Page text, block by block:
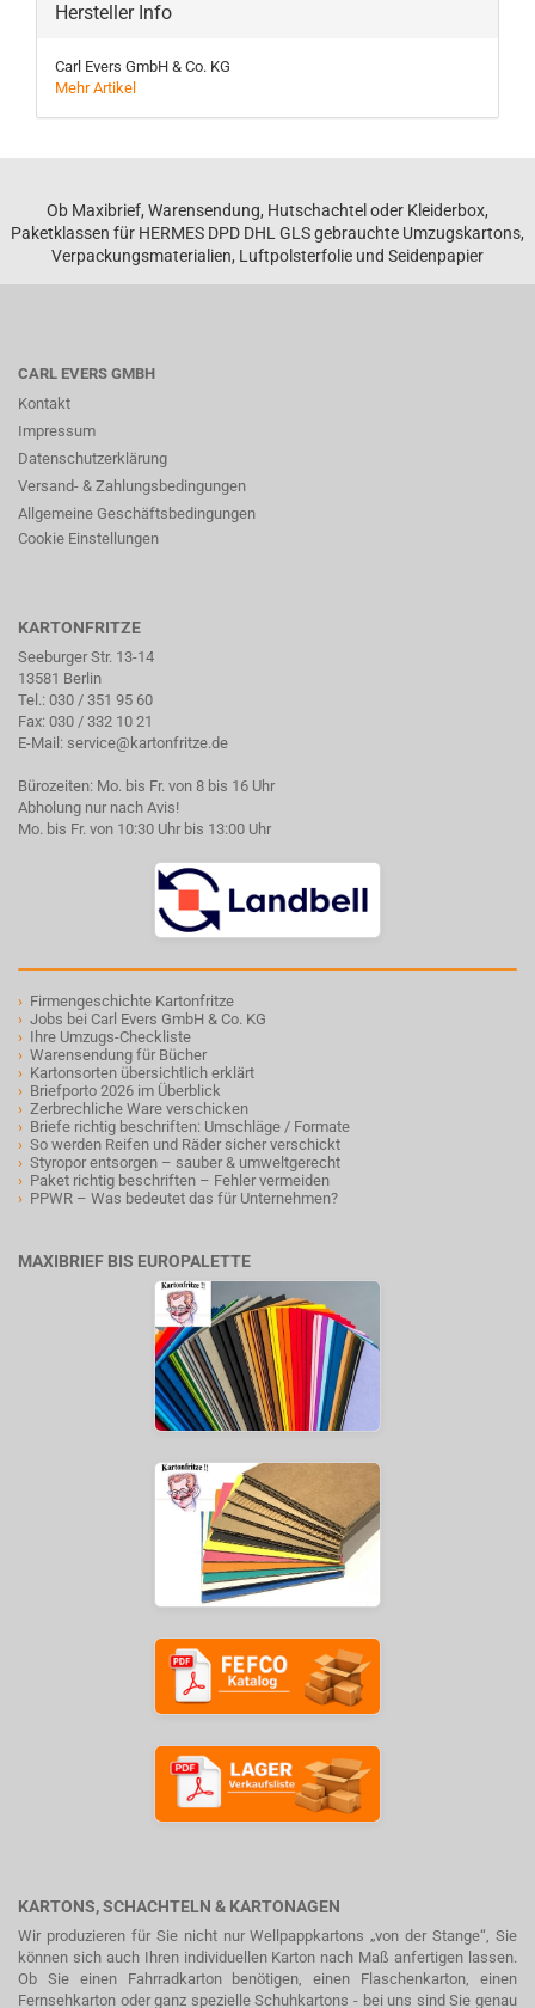
Hersteller Info
Carl Evers GmbH & Co. KG
Mehr Artikel
Ob Maxibrief, Warensendung, Hutschachtel oder Kleiderbox,
Paketklassen für HERMES DPD DHL GLS gebrauchte Umzugskartons,
Verpackungsmaterialien, Luftpolsterfolie und Seidenpapier
CARL EVERS GMBH
Kontakt
Impressum
Datenschutzerklärung
Versand- & Zahlungsbedingungen
Allgemeine Geschäftsbedingungen
Cookie Einstellungen
KARTONFRITZE
Seeburger Str. 13-14
13581 Berlin
Tel.: 030 / 351 95 60
Fax: 030 / 332 10 21
E-Mail: service@kartonfritze.de
Bürozeiten: Mo. bis Fr. von 8 bis 16 Uhr
Abholung nur nach Avis!
Mo. bis Fr. von 10:30 Uhr bis 13:00 Uhr
› Firmengeschichte Kartonfritze
› Jobs bei Carl Evers GmbH & Co. KG
› Ihre Umzugs-Checkliste
› Warensendung für Bücher
› Kartonsorten übersichtlich erklärt
› Briefporto 2026 im Überblick
› Zerbrechliche Ware verschicken
› Briefe richtig beschriften: Umschläge / Formate
› So werden Reifen und Räder sicher verschickt
› Styropor entsorgen – sauber & umweltgerecht
› Paket richtig beschriften – Fehler vermeiden
› PPWR – Was bedeutet das für Unternehmen?
MAXIBRIEF BIS EUROPALETTE
KARTONS, SCHACHTELN & KARTONAGEN
Wir produzieren für Sie nicht nur Wellpappkartons „von der Stange“, Sie
können sich auch Ihren individuellen Karton nach Maß anfertigen lassen.
Ob Sie einen Fahrradkarton benötigen, einen Flaschenkarton, einen
Fernsehkarton oder ganz spezielle Schuhkartons - bei uns sind Sie genau